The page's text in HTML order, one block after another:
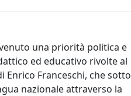
una priorità politica e
ed educativo rivolte al
Franceschi, che sotto
nazionale attraverso la